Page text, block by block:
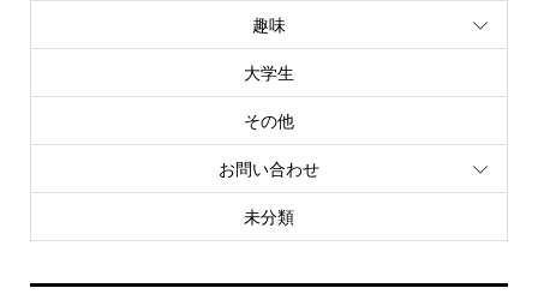
趣味
大学生
その他
お問い合わせ
未分類